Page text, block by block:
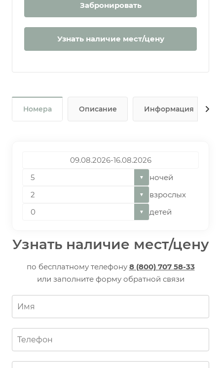
Забронировать
Узнать наличие мест/цену
Номера Описание Информация
▼ ночей
▼ взрослых
▼ детей
Узнать наличие мест/цену
по бесплатному телефону 8 (800) 707 58-33
или заполните форму обратной связи